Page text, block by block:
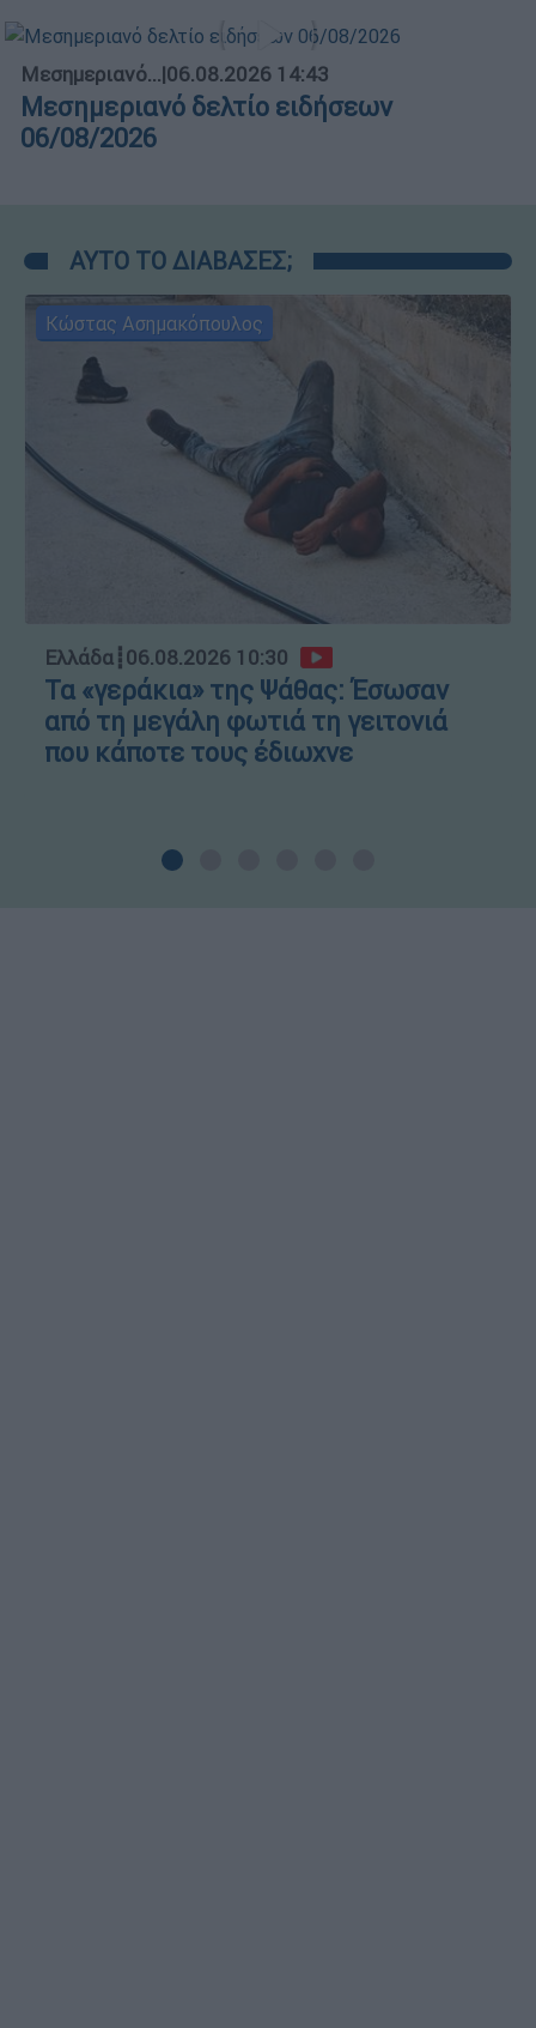
Μεσημεριανό...|06.08.2026 14:43
Μεσημεριανό δελτίο ειδήσεων
06/08/2026
ΑΥΤΟ ΤΟ ΔΙΑΒΑΣΕΣ;
Κώστας Ασημακόπουλος
Ελλάδα┋06.08.2026 10:30
Τα «γεράκια» της Ψάθας: Έσωσαν
από τη μεγάλη φωτιά τη γειτονιά
που κάποτε τους έδιωχνε